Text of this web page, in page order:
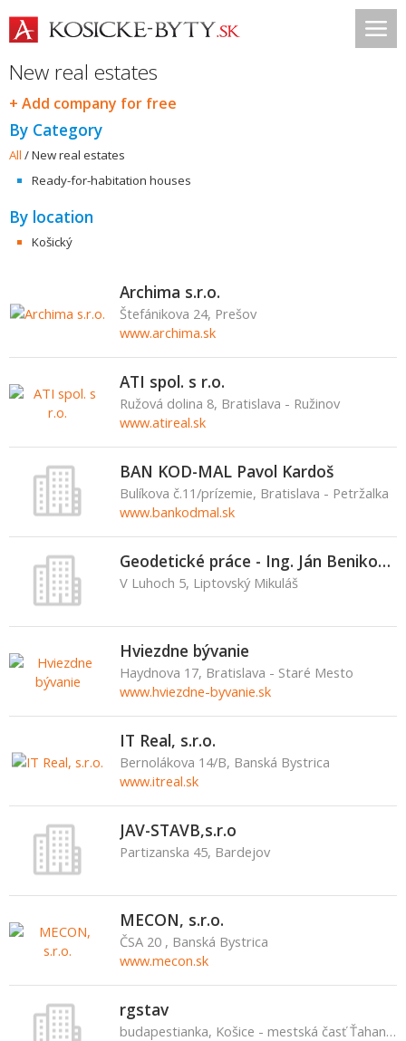
New real estates
+ Add company for free
By Category
All /New real estates
Ready-for-habitation houses
By location
Košický
Archima s.r.o.
Štefánikova 24, Prešov
www.archima.sk
ATI spol. s r.o.
Ružová dolina 8, Bratislava - Ružinov
www.atireal.sk
BAN KOD-MAL Pavol Kardoš
Bulíkova č.11/prízemie, Bratislava - Petržalka
www.bankodmal.sk
Geodetické práce - Ing. Ján Benikovský
V Luhoch 5, Liptovský Mikuláš
Hviezdne bývanie
Haydnova 17, Bratislava - Staré Mesto
www.hviezdne-byvanie.sk
IT Real, s.r.o.
Bernolákova 14/B, Banská Bystrica
www.itreal.sk
JAV-STAVB,s.r.o
Partizanska 45, Bardejov
MECON, s.r.o.
ČSA 20 , Banská Bystrica
www.mecon.sk
rgstav
budapestianka, Košice - mestská časť Ťahanovce